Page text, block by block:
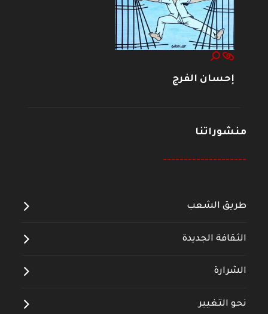
إحسان الفرج
منشوراتنا
--------------------
طريق الشعب
الثقافة الجديدة
الشرارة
نحو التغيير